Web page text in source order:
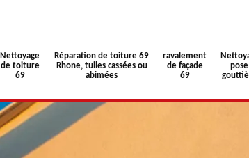
Nettoyage
de toiture
69
Réparation de toiture 69
Rhone, tuiles cassées ou
abimées
ravalement
de façade
69